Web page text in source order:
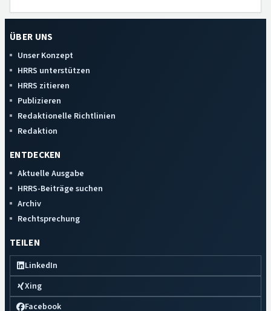
ÜBER UNS
Unser Konzept
HRRS unterstützen
HRRS zitieren
Publizieren
Redaktionelle Richtlinien
Redaktion
ENTDECKEN
Aktuelle Ausgabe
HRRS-Beiträge suchen
Archiv
Rechtsprechung
TEILEN
LinkedIn
Xing
Facebook